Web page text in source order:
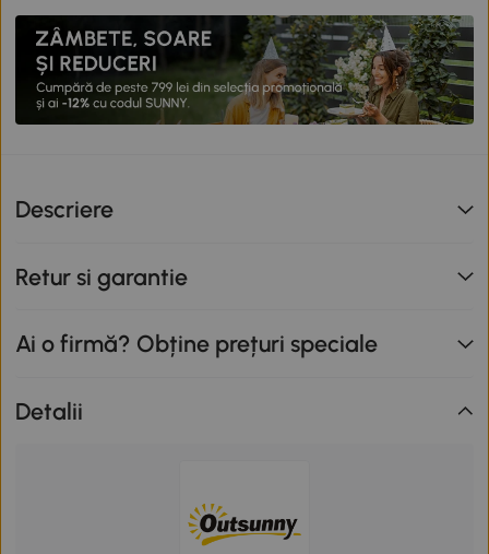
Descriere
Retur si garantie
Ai o firmă? Obține prețuri speciale
Detalii